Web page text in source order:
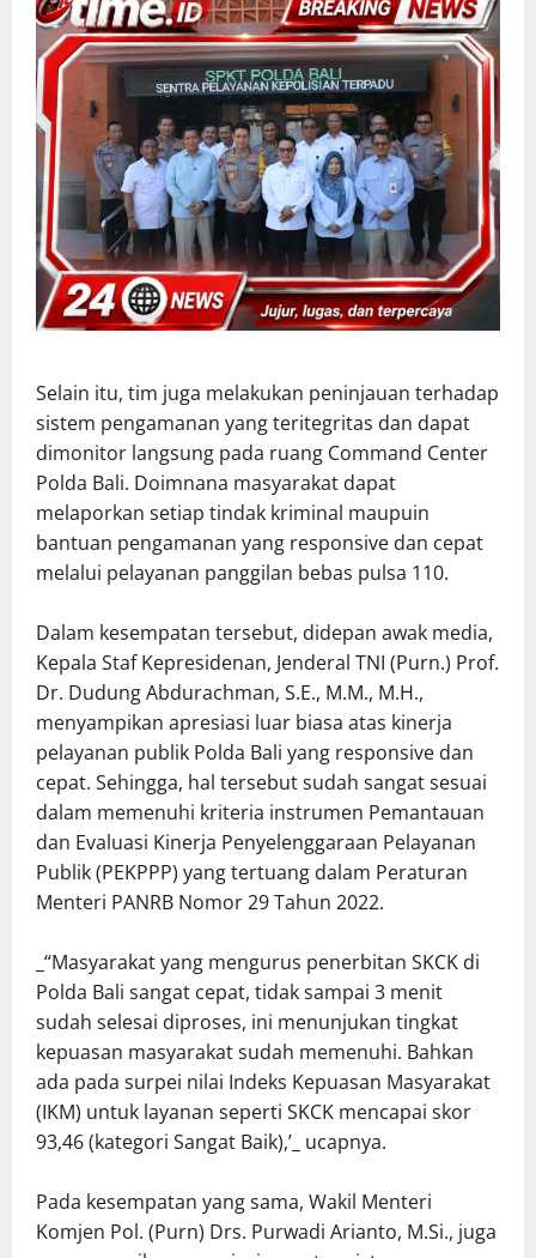
Selain itu, tim juga melakukan peninjauan terhadap
sistem pengamanan yang teritegritas dan dapat
dimonitor langsung pada ruang Command Center
Polda Bali. Doimnana masyarakat dapat
melaporkan setiap tindak kriminal maupuin
bantuan pengamanan yang responsive dan cepat
melalui pelayanan panggilan bebas pulsa 110.
Dalam kesempatan tersebut, didepan awak media,
Kepala Staf Kepresidenan, Jenderal TNI (Purn.) Prof.
Dr. Dudung Abdurachman, S.E., M.M., M.H.,
menyampikan apresiasi luar biasa atas kinerja
pelayanan publik Polda Bali yang responsive dan
cepat. Sehingga, hal tersebut sudah sangat sesuai
dalam memenuhi kriteria instrumen Pemantauan
dan Evaluasi Kinerja Penyelenggaraan Pelayanan
Publik (PEKPPP) yang tertuang dalam Peraturan
Menteri PANRB Nomor 29 Tahun 2022.
_“Masyarakat yang mengurus penerbitan SKCK di
Polda Bali sangat cepat, tidak sampai 3 menit
sudah selesai diproses, ini menunjukan tingkat
kepuasan masyarakat sudah memenuhi. Bahkan
ada pada surpei nilai Indeks Kepuasan Masyarakat
(IKM) untuk layanan seperti SKCK mencapai skor
93,46 (kategori Sangat Baik),’_ ucapnya.
Pada kesempatan yang sama, Wakil Menteri
Komjen Pol. (Purn) Drs. Purwadi Arianto, M.Si., juga